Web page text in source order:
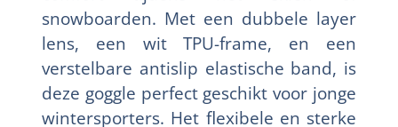
snowboarden. Met een dubbele layer
lens, een wit TPU-frame, en een
verstelbare antislip elastische band, is
deze goggle perfect geschikt voor jonge
wintersporters. Het flexibele en sterke